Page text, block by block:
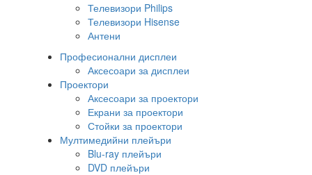
Телевизори Philips
Телевизори Hisense
Антени
Професионални дисплеи
Аксесоари за дисплеи
Проектори
Аксесоари за проектори
Екрани за проектори
Стойки за проектори
Мултимедийни плейъри
Blu-ray плейъри
DVD плейъри